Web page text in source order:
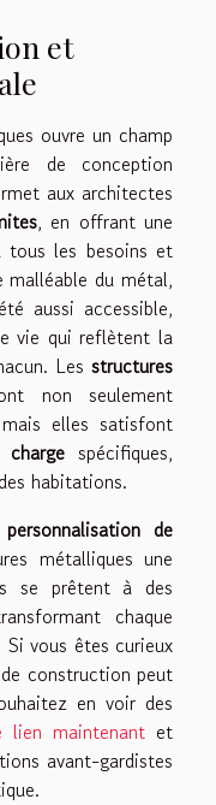
et
ouvre un champ
de conception
aux architectes
, en offrant une
tous les besoins et
du métal,
aussi accessible,
vie qui reflètent la
Les structures
non seulement
mais elles satisfont
spécifiques,
habitations.
personnalisation de
métalliques une
se prêtent à des
chaque
vous êtes curieux
construction peut
en voir des
lien maintenant et
avant-gardistes